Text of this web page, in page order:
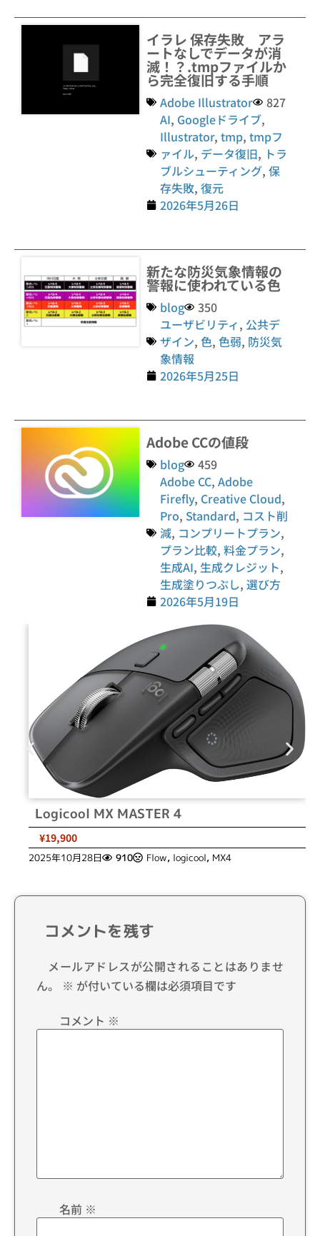
イラレ 保存失敗 アラ
ートなしでデータが消
滅！？.tmpファイルか
ら完全復旧する手順
Adobe Illustrator
827
AI, Googleドライブ,
Illustrator,tmp,tmpフ
ァイル, データ復旧, トラ
ブルシューティング,保
存失敗,復元
2026年5月26日
新たな防災気象情報の
警報に使われている色
blog
350
ユーザビリティ, 公共デ
ザイン,色,色弱, 防災気
象情報
2026年5月25日
Adobe CCの値段
blog
459
Adobe CC,Adobe
Firefly, Creative Cloud,
Pro, Standard, コスト削
減, コンプリートプラン,
プラン比較,料金プラン,
生成AI, 生成クレジット,
生成塗りつぶし,選び方
2026年5月19日
Logicool MX MASTER 4
¥19,900
2025年10月28日 910 Flow, logicool, MX4
コメントを残す
メールアドレスが公開されることはありませ
ん。
※ が付いている欄は必須項目です
コメント ※
名前 ※